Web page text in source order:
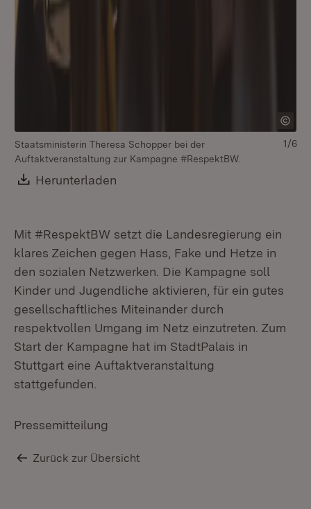
Staatsministerin Theresa Schopper bei der
Auftaktveranstaltung zur Kampagne #RespektBW.
Download:
Herunterladen
1/6
Mit #RespektBW setzt die Landesregierung ein
klares Zeichen gegen Hass, Fake und Hetze in
den sozialen Netzwerken. Die Kampagne soll
Kinder und Jugendliche aktivieren, für ein gutes
gesellschaftliches Miteinander durch
respektvollen Umgang im Netz einzutreten. Zum
Start der Kampagne hat im StadtPalais in
Stuttgart eine Auftaktveranstaltung
stattgefunden.
Pressemitteilung
Zurück zur Übersicht